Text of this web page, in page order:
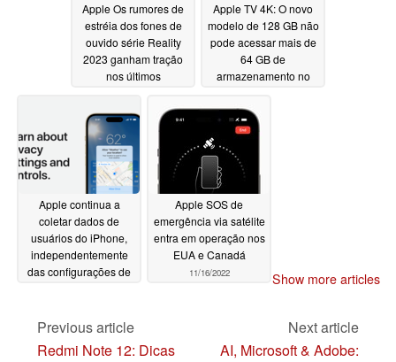
Apple Os rumores de
estréia dos fones de
ouvido série Reality
2023 ganham tração
nos últimos
relacionados à
produção
11/19/2022
Apple TV 4K: O novo
modelo de 128 GB não
pode acessar mais de
64 GB de
armazenamento no
Apple continua a
coletar dados de
usuários do iPhone,
independentemente
das configurações de
Apple SOS de
emergência via satélite
entra em operação nos
EUA e Canadá
11/16/2022 Show more articles
Previous article
Redmi Note 12: Dicas
Next article
AI, Microsoft & Adobe: